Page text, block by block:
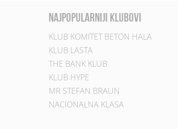
najpopularniji klubovi
KLUB KOMITET BETON HALA
KLUB LASTA
THE BANK KLUB
KLUB HYPE
MR STEFAN BRAUN
NACIONALNA KLASA